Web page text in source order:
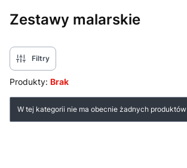
Zestawy malarskie
Filtry
Produkty: Brak
Lista produktów
W tej kategorii nie ma obecnie żadnych produktów